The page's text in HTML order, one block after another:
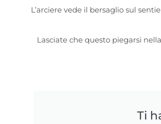
L’arciere vede il bersaglio sul
Lasciate che questo piegarsi
Ti